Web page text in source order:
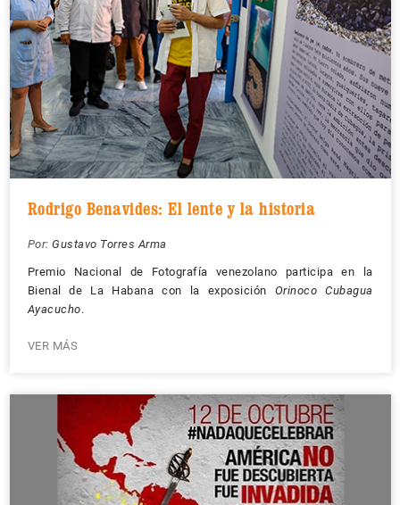
Rodrigo Benavides: El lente y la historia
Por: Gustavo Torres Arma
Premio Nacional de Fotografía venezolano participa en la
Bienal de La Habana con la exposición Orinoco Cubagua
Ayacucho.
VER MÁS